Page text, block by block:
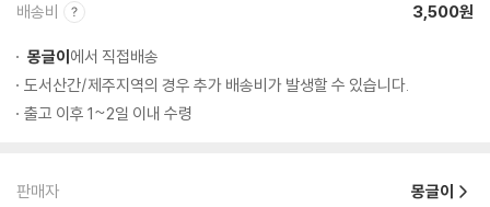
배송비 3,500원
몽글이에서 직접배송
도서산간/제주지역의 경우 추가 배송비가 발생할 수 있습니다.
출고 이후 1~2일 이내 수령
판매자 몽글이